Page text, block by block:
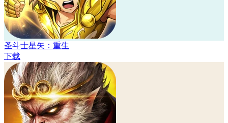
圣斗士星矢：重生
下载